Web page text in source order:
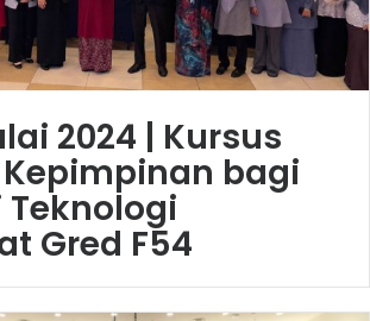
2024 | Kursus
Kepimpinan bagi
Teknologi
Gred F54